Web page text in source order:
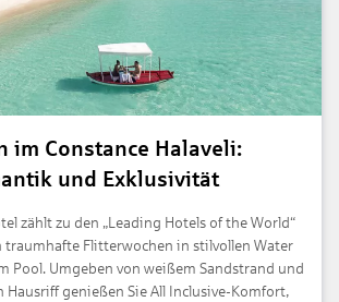
im Constance Halaveli:
und Exklusivität
zählt zu den „Leading Hotels of the World“
traumhafte Flitterwochen in stilvollen Water
Pool. Umgeben von weißem Sandstrand und
Hausriff genießen Sie All Inclusive-Komfort,